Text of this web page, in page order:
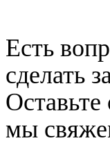
Есть
сделать
мы